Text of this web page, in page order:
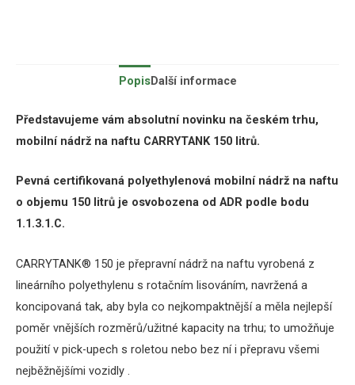
PopisDalší informace
Představujeme vám absolutní novinku na českém trhu,
mobilní nádrž na naftu CARRYTANK 150 litrů.
Pevná certifikovaná polyethylenová mobilní nádrž na naftu
o objemu 150 litrů je osvobozena od ADR podle bodu
1.1.3.1.C.
CARRYTANK® 150 je přepravní nádrž na naftu vyrobená z
lineárního polyethylenu s rotačním lisováním, navržená a
koncipovaná tak, aby byla co nejkompaktnější a měla nejlepší
poměr vnějších rozměrů/užitné kapacity na trhu; to umožňuje
použití v pick-upech s roletou nebo bez ní i přepravu všemi
nejběžnějšími vozidly .